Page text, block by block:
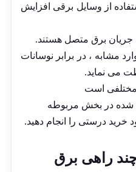
از وسایل برقی افزایش
جریان برق متصل هستند.
مشابه ، در برابر نوسانات
می نماید.
است
شده در بخش مربوطه
خرید درستی را انجام دهید.
راهی برق